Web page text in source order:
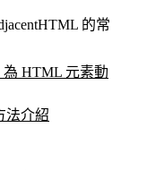
的常
為 HTML 元素動
法介紹